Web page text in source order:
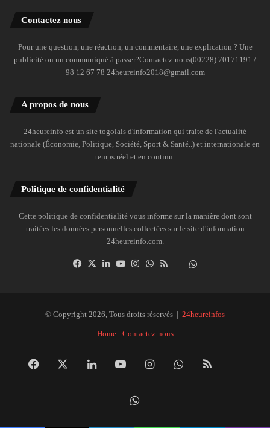
Contactez nous
Pour une question, une réaction, un commentaire, une explication ? Une
publicité ou un communiqué à passer?Contactez-nous(00228) 70171191 /
98 12 67 78 24heureinfo2018@gmail.com
A propos de nous
24heureinfo est un site togolais d'information qui traite de l'actualité
nationale (Économie, Politique, Société, Sport & Santé..) et internationale en
temps réel et en continu.
Politique de confidentialité
Cette politique de confidentialité vous informe sur la manière dont sont
traitées les données personnelles collectées sur le site d'information
24heureinfo.com.
Facebook
X LinkedinYouTubeInstagramWhatsAppDailymotion
© Copyright 2026, Tous droits réservés | 24heureinfos
Home Contactez-nous
Facebook LinkedinYouTubeInstagramWhatsApp
RSS